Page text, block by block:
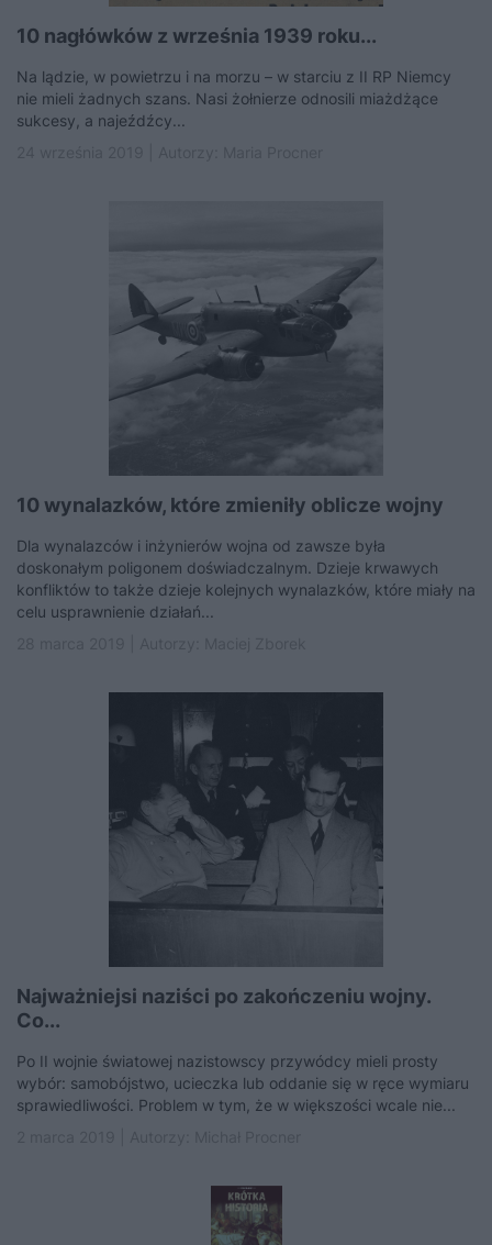
10 nagłówków z września 1939 roku...
Na lądzie, w powietrzu i na morzu – w starciu z II RP Niemcy
nie mieli żadnych szans. Nasi żołnierze odnosili miażdżące
sukcesy, a najeźdźcy...
10 wynalazków, które zmieniły oblicze wojny
Dla wynalazców i inżynierów wojna od zawsze była
doskonałym poligonem doświadczalnym. Dzieje krwawych
konfliktów to także dzieje kolejnych wynalazków, które miały na
celu usprawnienie działań...
Najważniejsi naziści po zakończeniu wojny.
Co...
Po II wojnie światowej nazistowscy przywódcy mieli prosty
wybór: samobójstwo, ucieczka lub oddanie się w ręce wymiaru
sprawiedliwości. Problem w tym, że w większości wcale nie...